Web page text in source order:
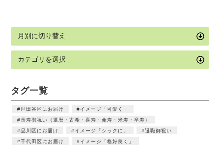
タグ一覧
世田谷区にお届け
イメージ「可愛く」
長寿御祝い（還暦・古希・喜寿・傘寿・米寿・卒寿）
品川区にお届け
イメージ「シックに」
退職御祝い
千代田区にお届け
イメージ「格好良く」